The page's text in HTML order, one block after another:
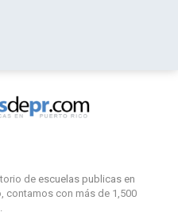
de escuelas publicas en
contamos con más de 1,500